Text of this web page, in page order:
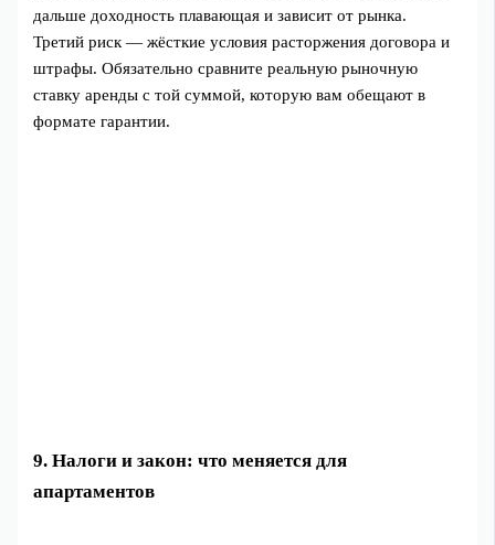
дальше доходность плавающая и зависит от рынка.
Третий риск — жёсткие условия расторжения договора и
штрафы. Обязательно сравните реальную рыночную
ставку аренды с той суммой, которую вам обещают в
формате гарантии.
9. Налоги и закон: что меняется для
апартаментов